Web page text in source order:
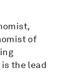
of
the lead